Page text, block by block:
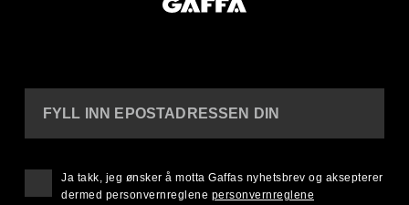
FYLL INN EPOSTADRESSEN DIN
Ja takk, jeg ønsker å motta Gaffas nyhetsbrev og aksepterer
dermed personvernreglene personvernreglene